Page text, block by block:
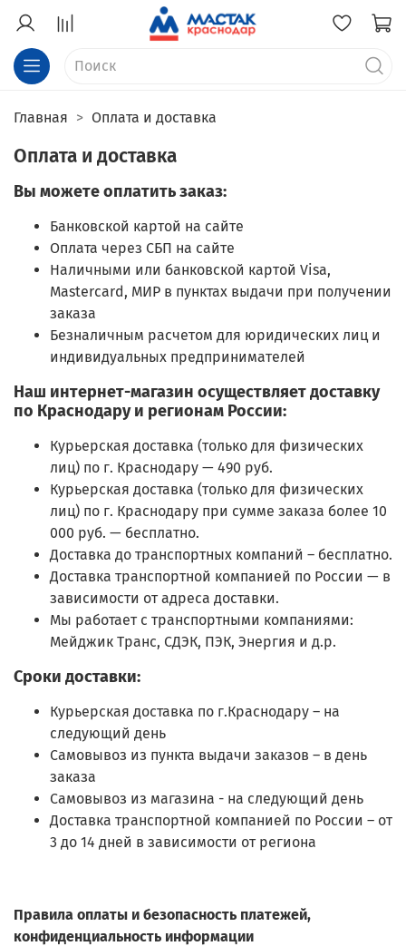
Главная Оплата и доставка
Оплата и доставка
Вы можете оплатить заказ:
Банковской картой на сайте
Оплата через СБП на сайте
Наличными или банковской картой Visa,
Mastercard, МИР в пунктах выдачи при получении
заказа
Безналичным расчетом для юридических лиц и
индивидуальных предпринимателей
Наш интернет-магазин осуществляет доставку
по Краснодару и регионам России:
Курьерская доставка (только для физических
лиц) по г. Краснодару — 490 руб.
Курьерская доставка (только для физических
лиц) по г. Краснодару при сумме заказа более 10
000 руб. — бесплатно.
Доставка до транспортных компаний – бесплатно.
Доставка транспортной компанией по России — в
зависимости от адреса доставки.
Мы работает с транспортными компаниями:
Мейджик Транс, СДЭК, ПЭК, Энергия и д.р.
Сроки доставки:
Курьерская доставка по г.Краснодару – на
следующий день
Самовывоз из пункта выдачи заказов – в день
заказа
Самовывоз из магазина - на следующий день
Доставка транспортной компанией по России – от
3 до 14 дней в зависимости от региона
Правила оплаты и безопасность платежей,
конфиденциальность информации